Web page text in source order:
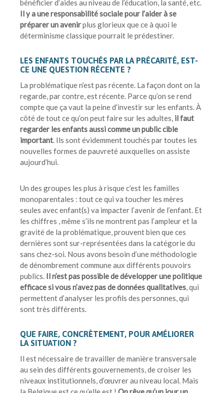
bénéficier d’aides au niveau de l’éducation, la santé, etc.
Il y a une responsabilité sociale pour l’aider à se
préparer un avenirplus glorieux que ce à quoi le
déterminisme classique pourrait le prédestiner.
LES ENFANTS TOUCHÉS PAR LA PRÉCARITÉ, EST-
CE UNE QUESTION RÉCENTE ?
La problématique n’est pas récente. La façon dont on la
regarde, par contre, est récente. Parce qu’on se rend
compte que ça vaut la peine d’investir sur les enfants. À
côté de tout ce qu’on peut faire sur les adultes, il faut
regarder les enfants aussi comme un public cible
important. Ils sont évidemment touchés par toutes les
nouvelles formes de pauvreté auxquelles on assiste
aujourd’hui.
Un des groupes les plus à risque c’est les familles
monoparentales : tout ce qui va toucher les mères
seules avec enfant(s) va impacter l’avenir de l’enfant. Et
les chiffres , même s’ils ne montrent pas l’ampleur et la
gravité de la problématique, prouvent bien que ces
dernières sont sur-représentées dans la catégorie du
sans chez-soi. Nous avons besoin d’une méthodologie
de dénombrement commune aux différents pouvoirs
publics. Il n’est pas possible de développer une politique
efficace si vous n’avez pas de données qualitatives, qui
permettent d’analyser les profils des personnes, qui
sont très différents.
QUE FAIRE, CONCRÈTEMENT, POUR AMÉLIORER
LA SITUATION ?
Il est nécessaire de travailler de manière transversale
au sein des différents gouvernements, de croiser les
niveaux institutionnels, d’œuvrer au niveau local. Mais